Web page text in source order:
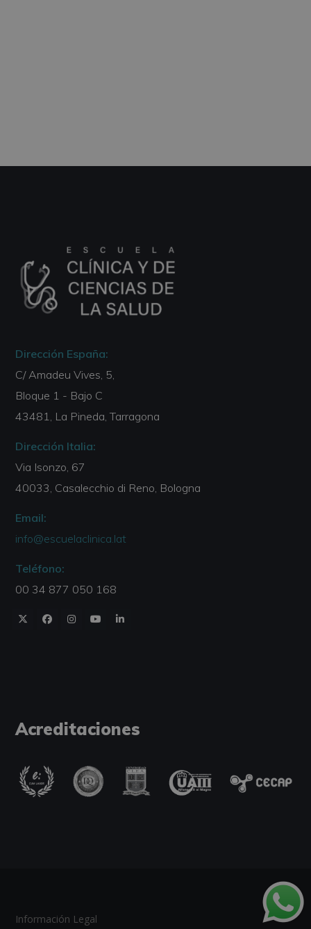
Dirección España:
C/ Amadeu Vives, 5,
Bloque 1 - Bajo C
43481, La Pineda, Tarragona
Dirección Italia:
Via Isonzo, 67
40033, Casalecchio di Reno, Bologna
Email:
info@escuelaclinica.lat
Teléfono:
00 34 877 050 168
Acreditaciones
Información Legal